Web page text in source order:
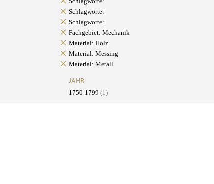
Schlagworte:
Schlagworte:
Fachgebiet: Mechanik
Material: Holz
Material: Messing
Material: Metall
JAHR
1750-1799 (1)